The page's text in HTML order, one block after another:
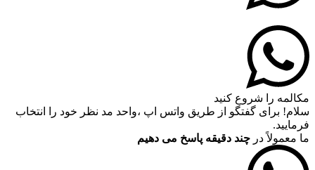
مکالمه را شروع کنید
سلام! برای گفتگو از طریق واتس اپ ،واحد مد نظر خود را انتخاب
فرمایید.
ما معمولاً در چند دقیقه پاسخ می دهیم